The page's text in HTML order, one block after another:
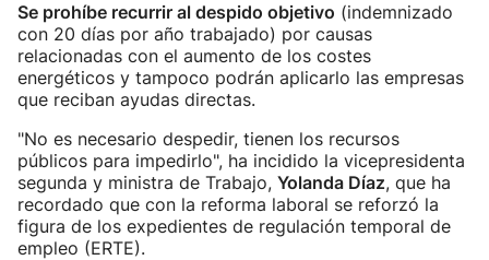
Se prohíbe recurrir al despido objetivo (indemnizado
con 20 días por año trabajado) por causas
relacionadas con el aumento de los costes
energéticos y tampoco podrán aplicarlo las empresas
que reciban ayudas directas.
"No es necesario despedir, tienen los recursos
públicos para impedirlo", ha incidido la vicepresidenta
segunda y ministra de Trabajo, Yolanda Díaz, que ha
recordado que con la reforma laboral se reforzó la
figura de los expedientes de regulación temporal de
empleo (ERTE).